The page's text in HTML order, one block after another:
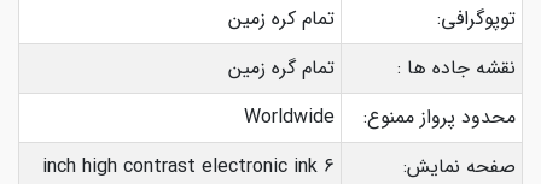
توپوگرافی:
تمام کره زمین
نقشه جاده ها :
تمام گره زمین
محدود پرواز ممنوع:
Worldwide
صفحه نمایش:
6 inch high contrast electronic ink